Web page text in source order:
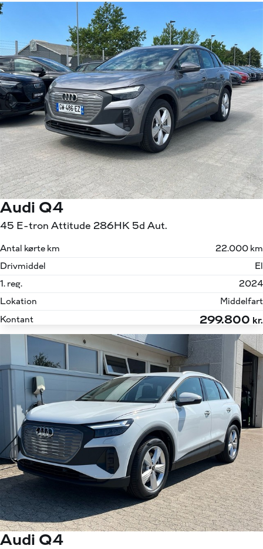
Audi Q4
45 E-tron Attitude 286HK 5d Aut.
Antal kørte km
22.000 km
Drivmiddel
El
1. reg.
2024
Lokation
Middelfart
Kontant
299.800 kr.
Audi Q4